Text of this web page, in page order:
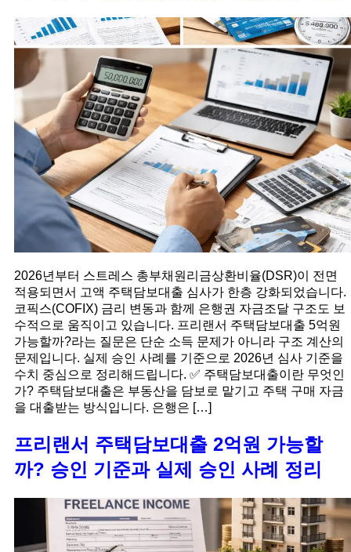
2026년부터 스트레스 총부채원리금상환비율(DSR)이 전면
적용되면서 고액 주택담보대출 심사가 한층 강화되었습니다.
코픽스(COFIX) 금리 변동과 함께 은행권 자금조달 구조도 보
수적으로 움직이고 있습니다. 프리랜서 주택담보대출 5억원
가능할까?라는 질문은 단순 소득 문제가 아니라 구조 계산의
문제입니다. 실제 승인 사례를 기준으로 2026년 심사 기준을
수치 중심으로 정리해드립니다. ✅ 주택담보대출이란 무엇인
가? 주택담보대출은 부동산을 담보로 맡기고 주택 구매 자금
을 대출받는 방식입니다. 은행은 […]
프리랜서 주택담보대출 2억원 가능할
까? 승인 기준과 실제 승인 사례 정리